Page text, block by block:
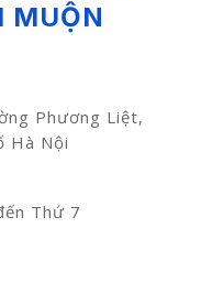
MUỘN
Phương Liệt,
Hà Nội
Thứ 7